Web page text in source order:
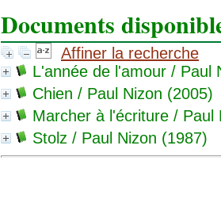
Documents
Affiner la recherche
L'année de l'amour / Paul
Chien / Paul Nizon (2005)
Marcher à l'écriture / Paul
Stolz / Paul Nizon (1987)